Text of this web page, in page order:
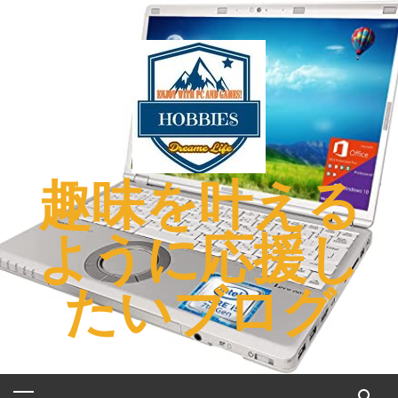
趣味を叶える
ように応援し
たいブログ